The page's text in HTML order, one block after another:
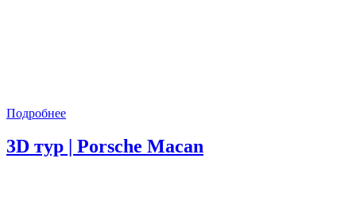
Подробнее
3D тур | Porsche Macan